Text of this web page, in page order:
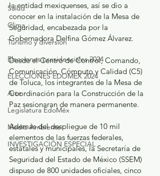
Salud
Clima
Turismo y diversión
Elecciones presidenciales 2024
ELECCIONES EDOMEX 2024
Arte
Legislatura EdoMéx
Medio Ambiente
INVESTIGACIÓN ESPECIAL
la entidad mexiquenses, así se dio a
conocer en la instalación de la Mesa de
Seguridad, encabezada por la
Gobernadora Delfina Gómez Álvarez.
Desde el Centro de Control, Comando,
Comunicación, Cómputo y Calidad (C5)
de Toluca, los integrantes de la Mesa de
Coordinación para la Construcción de la
Paz sesionaran de manera permanente.
Además del despliegue de 10 mil
elementos de las fuerzas federales,
estatales y municipales, la Secretaría de
Seguridad del Estado de México (SSEM)
dispuso de 800 unidades oficiales, cinco